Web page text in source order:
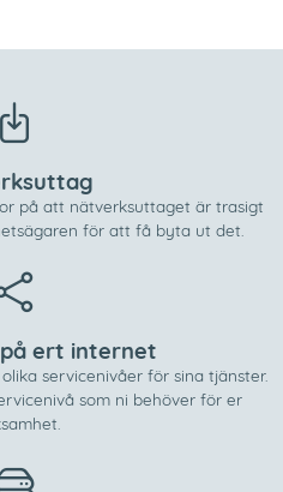
på att nätverksuttaget är trasigt
för att få byta ut det.
ert internet
servicenivåer för sina tjänster.
som ni behöver för er